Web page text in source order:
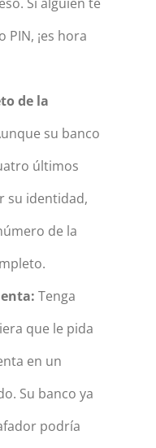
¡es hora
de la
su banco
últimos
su identidad,
de la
Tenga
que le pida
en un
Su banco ya
podría